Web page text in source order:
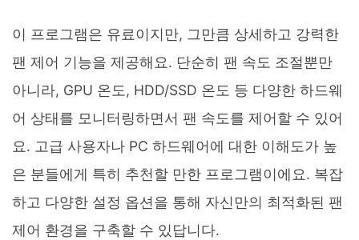
이 프로그램은 유료이지만, 그만큼 상세하고 강력한
팬 제어 기능을 제공해요. 단순히 팬 속도 조절뿐만
아니라, GPU 온도, HDD/SSD 온도 등 다양한 하드웨
어 상태를 모니터링하면서 팬 속도를 제어할 수 있어
요. 고급 사용자나 PC 하드웨어에 대한 이해도가 높
은 분들에게 특히 추천할 만한 프로그램이에요. 복잡
하고 다양한 설정 옵션을 통해 자신만의 최적화된 팬
제어 환경을 구축할 수 있답니다.